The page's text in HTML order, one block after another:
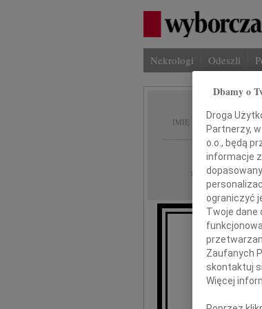
Nekrologi Odeszli
IMIĘ I NAZWISKO:
REGION:
DATA EMISJI:
Dbamy o
Droga
Partnerzy,
o.o., będą
informacje
ograniczyć
Twoje dane
Zaufanych
skontaktuj
Więcej